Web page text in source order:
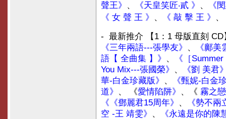
聲王》 、 《天皇笑匠‧貳 》 、
《
《 女 聲 王 》 、 《 敲 擊 王 》 、
- 最新推介 【 1 ： 1 母版直刻 CD
《三年兩語---張學友》 、
《鄺
語【 全曲集 】》 、
《［
You Mix---張國榮》 、
《劉 美君
華-白金珍藏版》 、 《甄妮-白金
道》 、 《愛情陷阱》 、《 霧之
《 《鄧麗君15周年》 、
《勢不兩
空 -王 靖雯》 、
《永遠是你的陳